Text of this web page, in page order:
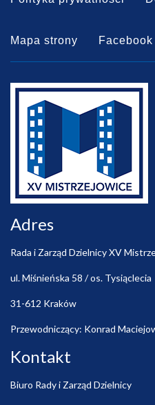
Mapa strony Facebook
Adres
Rada i Zarząd Dzielnicy XV
ul. Miśnieńska 58 / os. Tysiąclecia
31-612 Kraków
Przewodniczący: Konrad
Kontakt
Biuro Rady i Zarząd Dzielnicy